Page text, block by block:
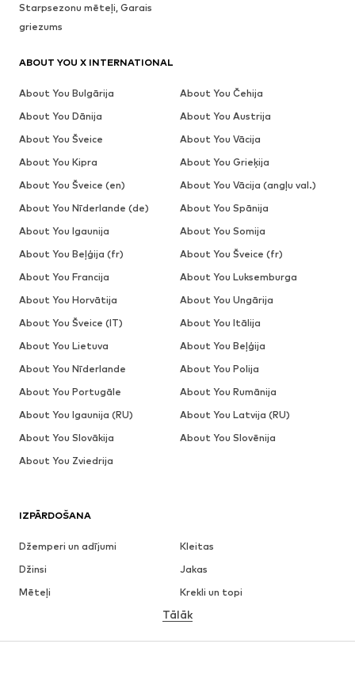
IZPĀRDOŠANA
Džemperi un adījumi
Kleitas
Džinsi
Jakas
Mēteļi
Krekli un topi
Apakšveļa
Tālāk
Starpsezonu mēteļi, Garais
griezums
ABOUT YOU X INTERNATIONAL
About You Bulgārija
About You Čehija
About You Dānija
About You Austrija
About You Šveice
About You Vācija
About You Kipra
About You Grieķija
About You Šveice (en)
About You Vācija (angļu val.)
About You Nīderlande (de)
About You Spānija
About You Igaunija
About You Somija
About You Beļģija (fr)
About You Šveice (fr)
About You Francija
About You Luksemburga
About You Horvātija
About You Ungārija
About You Šveice (IT)
About You Itālija
About You Lietuva
About You Beļģija
About You Nīderlande
About You Polija
About You Portugāle
About You Rumānija
About You Igaunija (RU)
About You Latvija (RU)
About You Slovākija
About You Slovēnija
About You Zviedrija